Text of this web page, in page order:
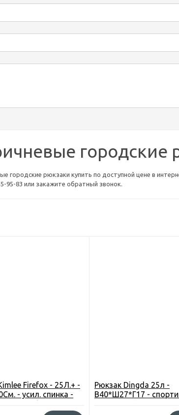
городские
городские рюкзаки купить по доступной цене в
95-83 или закажите обратный звонок.
Firefox - 25Л.+ -
- усил. спинка -
Рюкзак Dingda 25л -
В40*Ш27*Г17 -